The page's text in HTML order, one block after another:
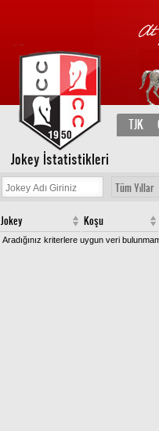
TJK
Jokey İstatistikleri
Tüm Yıllar
Jokey Koşu
Aradığınız kriterlere uygun veri